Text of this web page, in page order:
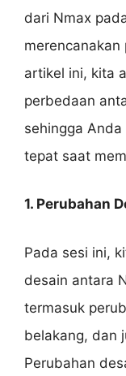
dari Nmax
merencanakan
artikel ini, kita
perbedaan
sehingga
tepat saat
1. Perubahan
Pada sesi ini,
desain antara
termasuk
belakang, dan
Perubahan